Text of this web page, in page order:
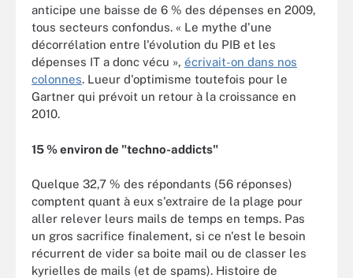
anticipe une baisse de 6 % des dépenses en 2009,
tous secteurs confondus. « Le mythe d'une
décorrélation entre l'évolution du PIB et les
dépenses IT a donc vécu », écrivait-on dans nos
colonnes. Lueur d'optimisme toutefois pour le
Gartner qui prévoit un retour à la croissance en
2010.
15 % environ de "techno-addicts"
Quelque 32,7 % des répondants (56 réponses)
comptent quant à eux s'extraire de la plage pour
aller relever leurs mails de temps en temps. Pas
un gros sacrifice finalement, si ce n'est le besoin
récurrent de vider sa boite mail ou de classer les
kyrielles de mails (et de spams). Histoire de